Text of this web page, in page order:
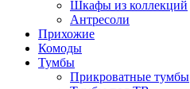
Шкафы из коллекций
Антресоли
Прихожие
Комоды
Тумбы
Прикроватные тумбы